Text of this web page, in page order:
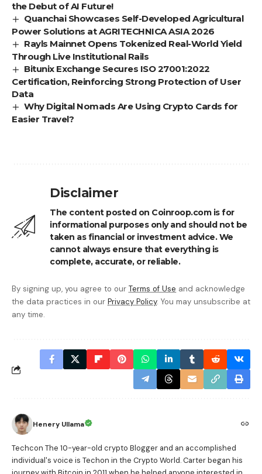
the Debut of AI Future!
Quanchai Showcases Self-Developed Agricultural
Power Solutions at AGRITECHNICA ASIA 2026
Rayls Mainnet Opens Tokenized Real-World Yield
Through Live Institutional Rails
Bitunix Exchange Secures ISO 27001:2022
Certification, Reinforcing Strong Protection of User
Data
Why Digital Nomads Are Using Crypto Cards for
Easier Travel?
Disclaimer
The content posted on Coinroop.com is for
informational purposes only and should not be
taken as financial or investment advice. We
cannot always ensure that everything is
complete, accurate, or reliable.
By signing up, you agree to our Terms of Use and acknowledge
the data practices in our Privacy Policy. You may unsubscribe at
any time.
Henery Ullama
Techcon The 10-year-old crypto Blogger and an accomplished
individual's voice is Techon in the Crypto World. Carter began his